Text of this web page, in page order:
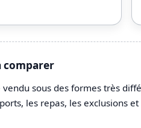
comparer
sous des formes très
les repas, les exclusions